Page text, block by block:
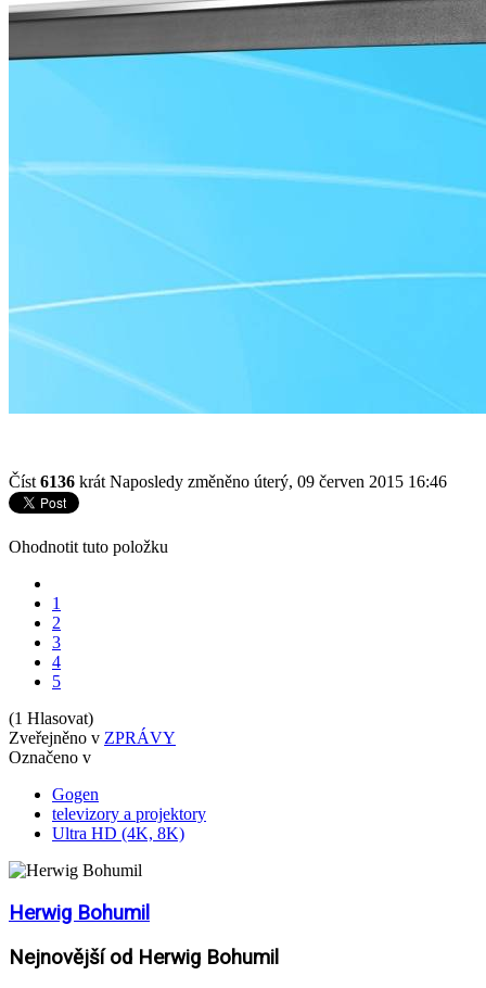
Číst 6136 krát Naposledy změněno úterý, 09 červen 2015 16:46
Ohodnotit tuto položku
1
2
3
4
5
(1 Hlasovat)
Zveřejněno v ZPRÁVY
Označeno v
Gogen
televizory a projektory
Ultra HD (4K, 8K)
Herwig Bohumil
Nejnovější od Herwig Bohumil